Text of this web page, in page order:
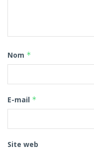
Nom *
E-mail *
Site web